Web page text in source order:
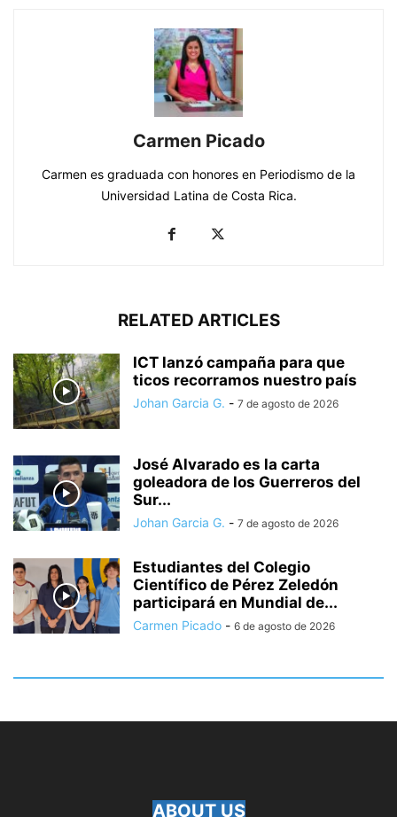
Carmen Picado
Carmen es graduada con honores en Periodismo de la
Universidad Latina de Costa Rica.
RELATED ARTICLES
ICT lanzó campaña para que
ticos recorramos nuestro país
Johan Garcia G. - 7 de agosto de 2026
José Alvarado es la carta
goleadora de los Guerreros del
Sur...
Johan Garcia G. - 7 de agosto de 2026
Estudiantes del Colegio
Científico de Pérez Zeledón
participará en Mundial de...
Carmen Picado - 6 de agosto de 2026
ABOUT US